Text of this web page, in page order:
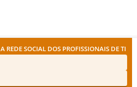
A REDE SOCIAL DOS PROFISSIONAIS DE TI